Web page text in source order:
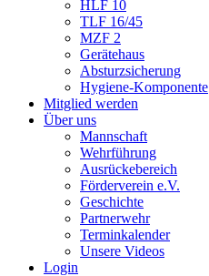
HLF 10
TLF 16/45
MZF 2
Gerätehaus
Absturzsicherung
Hygiene-Komponente
Mitglied werden
Über uns
Mannschaft
Wehrführung
Ausrückebereich
Förderverein e.V.
Geschichte
Partnerwehr
Terminkalender
Unsere Videos
Login